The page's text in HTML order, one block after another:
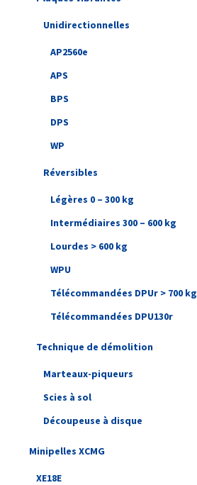
Unidirectionnelles
AP2560e
APS
BPS
DPS
WP
Réversibles
Légères 0 – 300 kg
Intermédiaires 300 – 600 kg
Lourdes > 600 kg
WPU
Télécommandées DPUr > 700 kg
Télécommandées DPU130r
Technique de démolition
Marteaux-piqueurs
Scies à sol
Découpeuse à disque
Minipelles XCMG
XE18E